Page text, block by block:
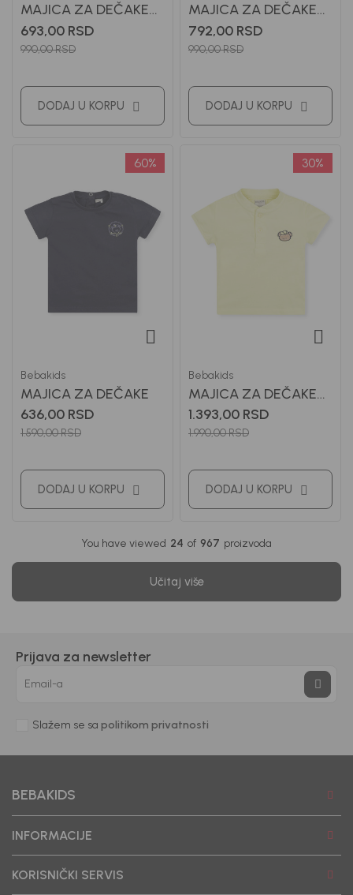
MAJICA ZA DEČAKE
BASIC
693,00 RSD
990,00RSD
DODAJ U KORPU
MAJICA ZA DEČAKE
BASIC
792,00 RSD
990,00RSD
DODAJ U KORPU
60%
Bebakids
MAJICA ZA DEČAKE
636,00 RSD
1.590,00RSD
DODAJ U KORPU
30%
Bebakids
MAJICA ZA DEČAKE
ANDREJ
1.393,00 RSD
1.990,00RSD
DODAJ U KORPU
You have viewed 24 of 967 proizvoda
Učitaj više
Prijava za newsletter
Email-a
Slažem se sa politikom privatnosti
BEBAKIDS
INFORMACIJE
KORISNIČKI SERVIS